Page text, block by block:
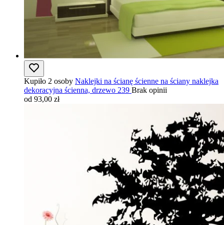
Kupiło 2 osoby Naklejki na ścianę ścienne na ściany naklejka
dekoracyjna ścienna, drzewo 239 Brak opinii
od 93,00 zł